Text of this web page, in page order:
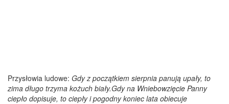
Przysłowia ludowe: Gdy z początkiem sierpnia panują upały, to
zima długo trzyma kożuch biały.Gdy na Wniebowzięcie Panny
ciepło dopisuje, to ciepły i pogodny koniec lata obiecuje